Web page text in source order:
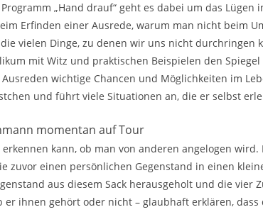
„Hand drauf“ geht es dabei um das Lügen
Erfinden einer Ausrede, warum man nicht beim
vielen Dinge, zu denen wir uns nicht durchringen
mit Witz und praktischen Beispielen den
wichtige Chancen und Möglichkeiten im
und führt viele Situationen an, die er selbst
momentan auf Tour
kann, ob man von anderen angelogen wird.
zuvor einen persönlichen Gegenstand in einen
aus diesem Sack herausgeholt und die vier
er ihnen gehört oder nicht – glaubhaft erklären,